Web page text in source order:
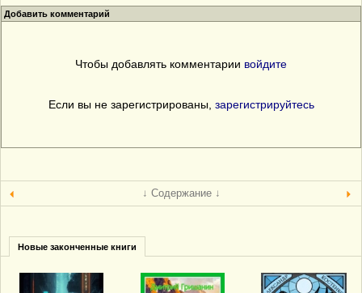
Добавить комментарий
Чтобы добавлять комментарии войдите
Если вы не зарегистрированы, зарегистрируйтесь
↓ Содержание ↓
Новые законченные книги